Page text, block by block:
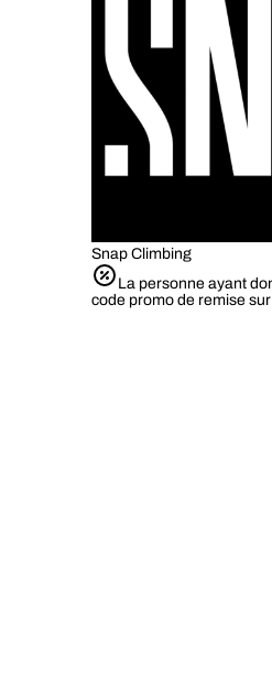
Snap Climbing
La personne ayant
code promo de remise